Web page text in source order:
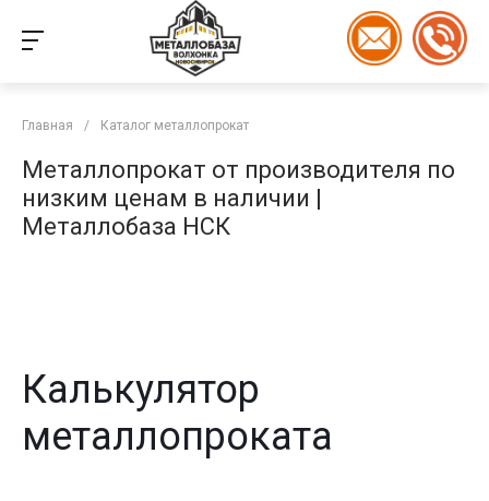
Главная / Каталог металлопрокат
Металлопрокат от производителя по
низким ценам в наличии |
Металлобаза НСК
Калькулятор
металлопроката